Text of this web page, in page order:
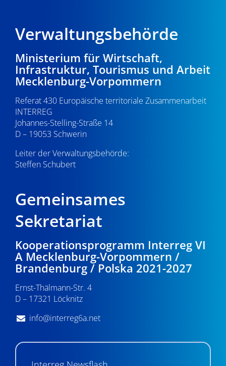
Verwaltungsbehörde
Ministerium für Wirtschaft,
Infrastruktur, Tourismus und Arbeit
Mecklenburg-Vorpommern
Referat 430 Europäische territoriale Zusammenarbeit
INTERREG
Johannes-Stelling-Straße 14
D – 19053 Schwerin
Leiter der Verwaltungsbehörde:
Steffen Schubert
Gemeinsames
Sekretariat
Kooperationsprogramm Interreg VI
A Mecklenburg-Vorpommern /
Brandenburg / Polska 2021-2027
Ernst-Thälmann-Str. 4
D – 17321 Löcknitz
info@interreg6a.net